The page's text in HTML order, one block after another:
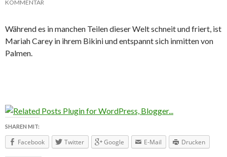
KOMMENTAR
Während es in manchen Teilen dieser Welt schneit und friert, ist
Mariah Carey in ihrem Bikini und entspannt sich inmitten von
Palmen.
SHAREN MIT:
Facebook Twitter Google E-Mail Drucken